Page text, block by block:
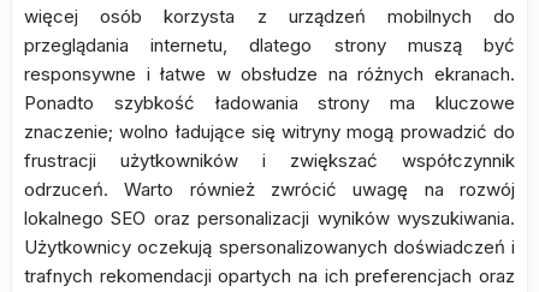
więcej osób korzysta z urządzeń mobilnych do
przeglądania internetu, dlatego strony muszą być
responsywne i łatwe w obsłudze na różnych ekranach.
Ponadto szybkość ładowania strony ma kluczowe
znaczenie; wolno ładujące się witryny mogą prowadzić do
frustracji użytkowników i zwiększać współczynnik
odrzuceń. Warto również zwrócić uwagę na rozwój
lokalnego SEO oraz personalizacji wyników wyszukiwania.
Użytkownicy oczekują spersonalizowanych doświadczeń i
trafnych rekomendacji opartych na ich preferencjach oraz